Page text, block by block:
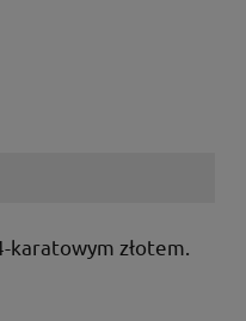
karatowym złotem.